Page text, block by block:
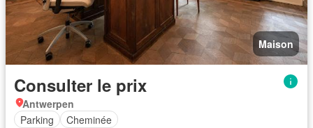
Maison
Consulter le prix
Antwerpen
Parking
Cheminée